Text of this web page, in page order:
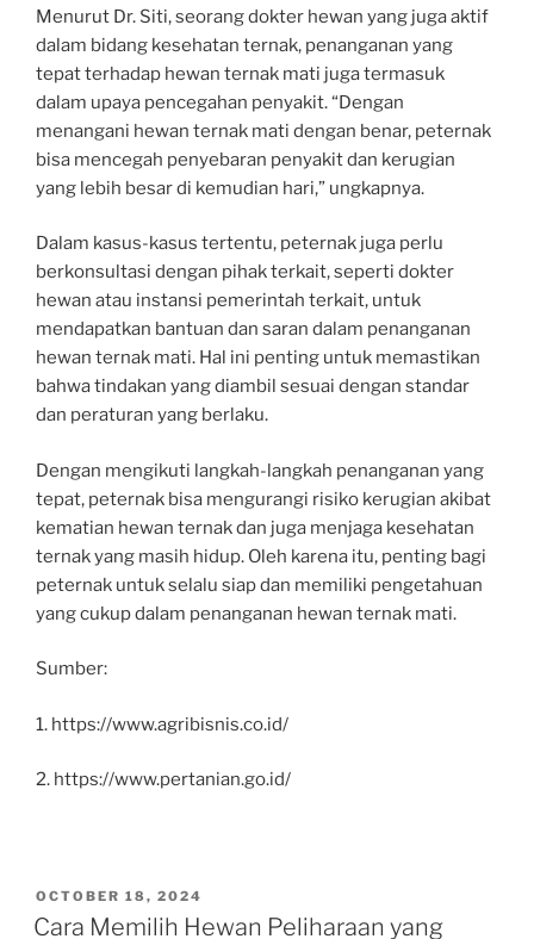
Menurut Dr. Siti, seorang dokter hewan yang juga aktif
dalam bidang kesehatan ternak, penanganan yang
tepat terhadap hewan ternak mati juga termasuk
dalam upaya pencegahan penyakit. “Dengan
menangani hewan ternak mati dengan benar, peternak
bisa mencegah penyebaran penyakit dan kerugian
yang lebih besar di kemudian hari,” ungkapnya.
Dalam kasus-kasus tertentu, peternak juga perlu
berkonsultasi dengan pihak terkait, seperti dokter
hewan atau instansi pemerintah terkait, untuk
mendapatkan bantuan dan saran dalam penanganan
hewan ternak mati. Hal ini penting untuk memastikan
bahwa tindakan yang diambil sesuai dengan standar
dan peraturan yang berlaku.
Dengan mengikuti langkah-langkah penanganan yang
tepat, peternak bisa mengurangi risiko kerugian akibat
kematian hewan ternak dan juga menjaga kesehatan
ternak yang masih hidup. Oleh karena itu, penting bagi
peternak untuk selalu siap dan memiliki pengetahuan
yang cukup dalam penanganan hewan ternak mati.
Sumber:
1. https://www.agribisnis.co.id/
2. https://www.pertanian.go.id/
POSTED
ON
OCTOBER 18, 2024
Cara Memilih Hewan Peliharaan yang